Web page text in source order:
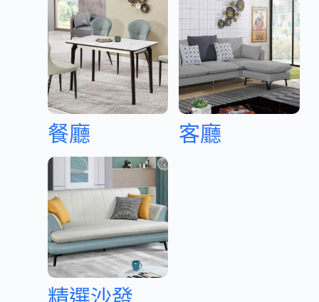
餐廳 客廳
精選沙發